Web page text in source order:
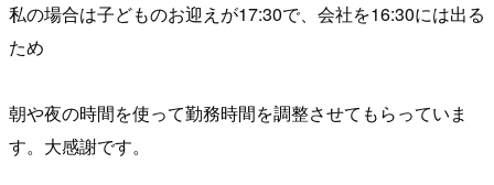
私の場合は子どものお迎えが17:30で、会社を16:30には出る
ため
朝や夜の時間を使って勤務時間を調整させてもらっていま
す。大感謝です。